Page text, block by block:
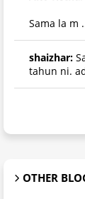
Sama la m
shaizhar:
tahun ni.
OTHER